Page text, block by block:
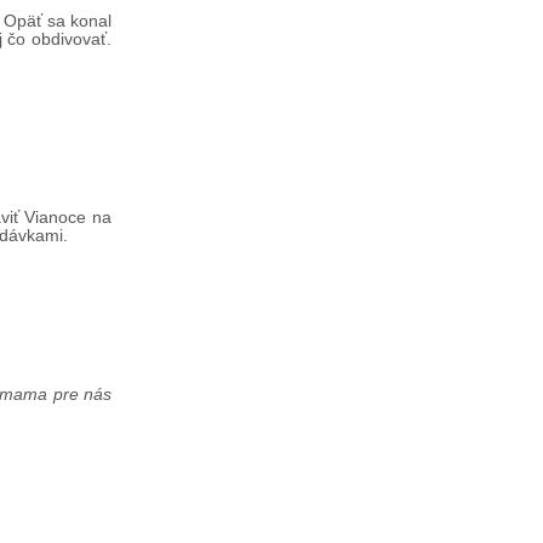
sa konal
čo obdivovať.
Vianoce na
pre nás